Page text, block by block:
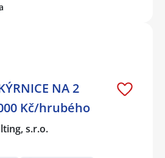
NA 2
Kč/hrubého
s.r.o.